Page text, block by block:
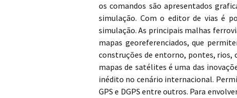
os comandos são apresentados
simulação. Com o editor de vias é
simulação. As principais malhas
mapas georeferenciados, que
construções de entorno, pontes, rios,
mapas de satélites é uma das
inédito no cenário internacional.
GPS e DGPS entre outros. Para